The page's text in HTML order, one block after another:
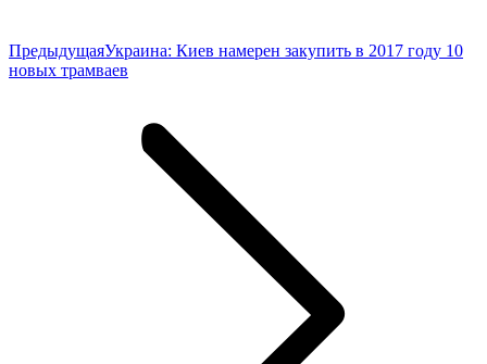
ПредыдущаяПредыдущая
запись:
Украина: Киев намерен закупить в 2017 году 10
новых трамваев